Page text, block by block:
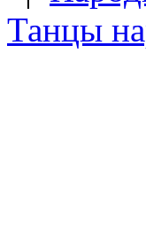
Танцы